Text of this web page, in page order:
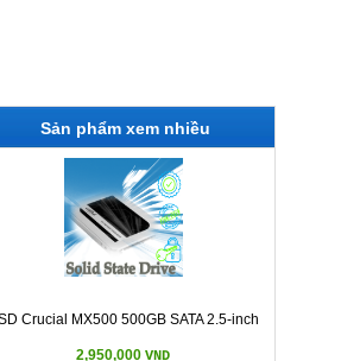
Sản phẩm xem nhiều
Crucial MX500 500GB SATA 2.5-inch
2,950,000VND